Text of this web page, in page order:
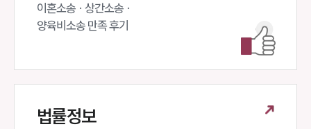
이혼소송 · 상간소송 ·
양육비소송 만족 후기
법률정보